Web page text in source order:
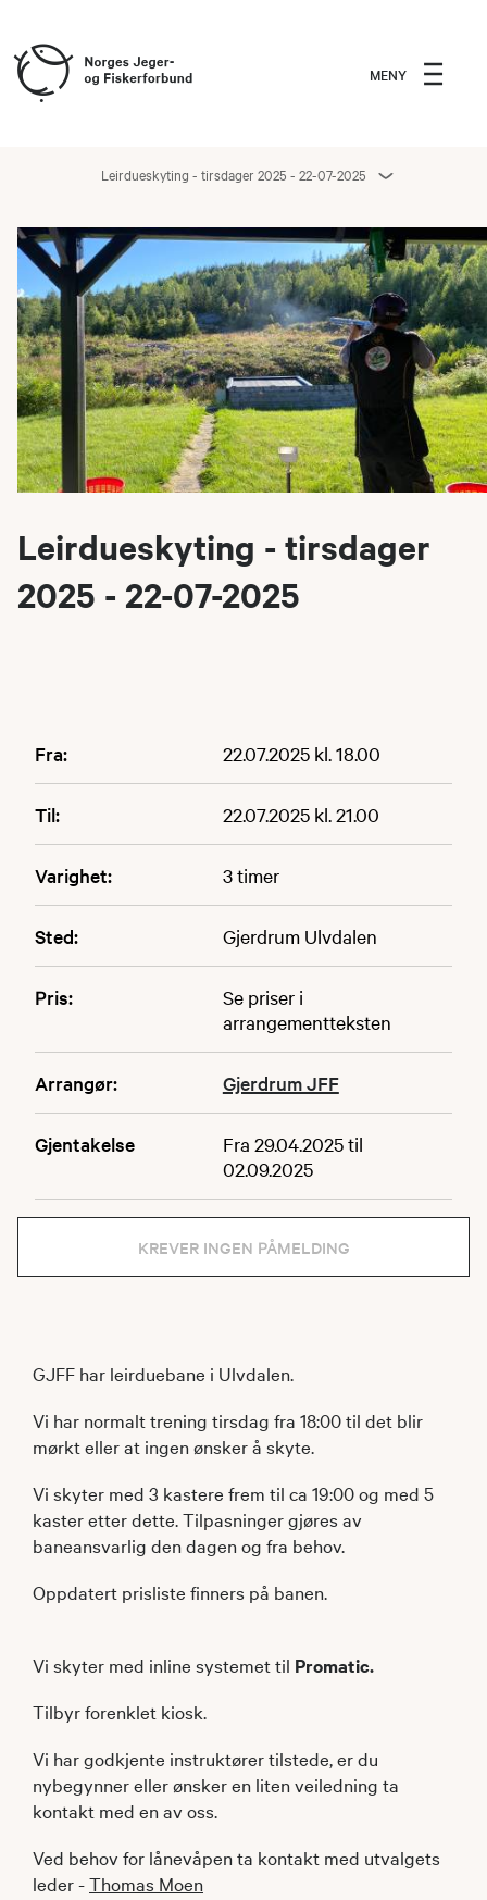
MENY
Leirdueskyting - tirsdager 2025 - 22-07-2025
Leirdueskyting - tirsdager
2025 - 22-07-2025
Fra: 22.07.2025 kl. 18.00
Til: 22.07.2025 kl. 21.00
Varighet: 3 timer
Sted: Gjerdrum Ulvdalen
Pris:
Se priser i
arrangementteksten
Arrangør: Gjerdrum JFF
Gjentakelse
Fra 29.04.2025 til
02.09.2025
KREVER INGEN PÅMELDING
GJFF har leirduebane i Ulvdalen.
Vi har normalt trening tirsdag fra 18:00 til det blir
mørkt eller at ingen ønsker å skyte.
Vi skyter med 3 kastere frem til ca 19:00 og med 5
kaster etter dette. Tilpasninger gjøres av
baneansvarlig den dagen og fra behov.
Oppdatert prisliste finners på banen.
Vi skyter med inline systemet til Promatic.
Tilbyr forenklet kiosk.
Vi har godkjente instruktører tilstede, er du
nybegynner eller ønsker en liten veiledning ta
kontakt med en av oss.
Ved behov for lånevåpen ta kontakt med utvalgets
leder -Thomas Moen